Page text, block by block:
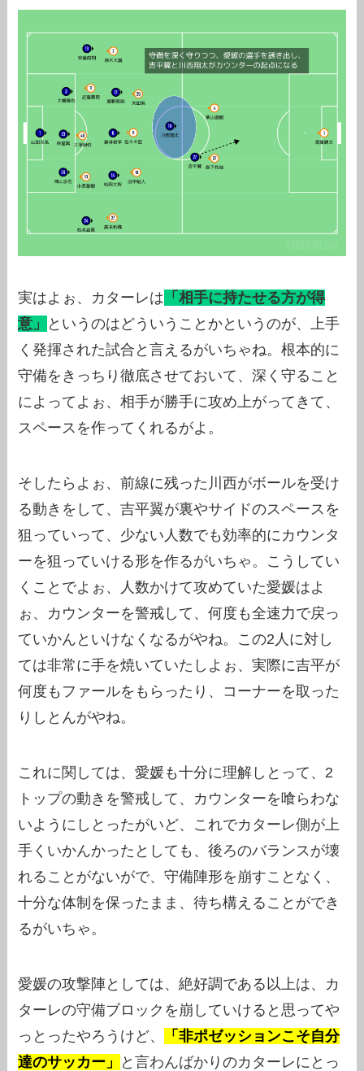
実はよぉ、カターレは 「相手に持たせる方が得
意」
というのはどういうことかというのが、上手
く発揮された試合と言えるがいちゃね。根本的に
守備をきっちり徹底させておいて、深く守ること
によってよぉ、相手が勝手に攻め上がってきて、
スペースを作ってくれるがよ。
そしたらよぉ、前線に残った川西がボールを受け
る動きをして、吉平翼が裏やサイドのスペースを
狙っていって、少ない人数でも効率的にカウンタ
ーを狙っていける形を作るがいちゃ。こうしてい
くことでよぉ、人数かけて攻めていた愛媛はよ
ぉ、カウンターを警戒して、何度も全速力で戻っ
ていかんといけなくなるがやね。この2人に対し
ては非常に手を焼いていたしよぉ、実際に吉平が
何度もファールをもらったり、コーナーを取った
りしとんがやね。
これに関しては、愛媛も十分に理解しとって、2
トップの動きを警戒して、カウンターを喰らわな
いようにしとったがいど、これでカターレ側が上
手くいかんかったとしても、後ろのバランスが壊
れることがないがで、守備陣形を崩すことなく、
十分な体制を保ったまま、待ち構えることができ
るがいちゃ。
愛媛の攻撃陣としては、絶好調である以上は、カ
ターレの守備ブロックを崩していけると思ってや
っとったやろうけど、
「非ポゼッションこそ自分
達のサッカー」
と言わんばかりのカターレにとっ